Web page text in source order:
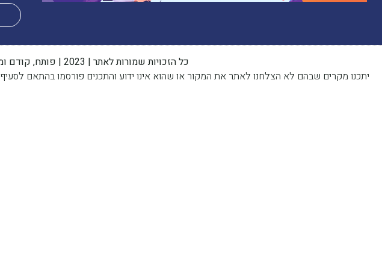
כל הזכויות שמורות לאתר | 2023 | פותח, קודם ומנוהל על ידי קבוצת מקומונט
יתכנו מקרים שבהם לא הצלחנו לאתר את המקור או שהוא אינו ידוע והתכנים פורסמו בהתאם לסעיף 27א לחוק זכות יוצרים. במידה ואתם בעל זכות היוצרים, אנא פנו אלינו בהקדם.